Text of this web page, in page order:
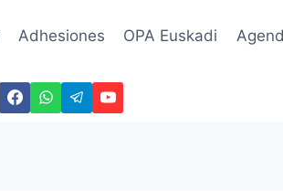
Adhesiones OPA Euskadi